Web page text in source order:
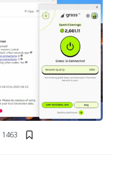
1463